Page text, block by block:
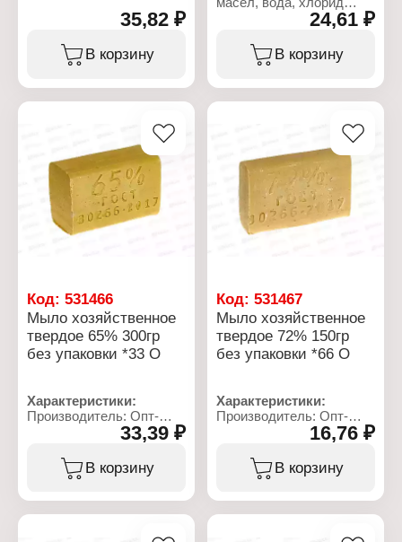
35,82 ₽
В корзину
натрия, лимонная
кислота, глицерин.
Характеристики:
Хозяйственное мыло
Процентное содержание
жирных кислот: 72%
Упаковка: в упаковке
Вес: 200 г
24,61 ₽
В корзину
Код: 531466
Мыло хозяйственное
твердое 65% 300гр
без упаковки *33 О
Характеристики:
Производитель: Опт-
Хозяйственное мыло
Процентное содержание
33,39 ₽
В корзину
Код:531467
Мыло хозяйственное
твердое 72% 150гр
без упаковки *66 О
Характеристики:
Производитель: Опт-
Хозяйственное мыло
Процентное содержание
16,76 ₽
В корзину